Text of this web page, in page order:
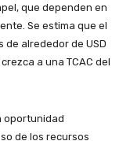
que dependen en
Se estima que el
alrededor de USD
a una TCAC del
oportunidad
de los recursos